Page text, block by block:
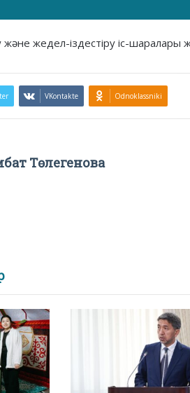
және жедел-іздестіру іс-шаралары
VKontakte Odnoklassniki
Төлегенова